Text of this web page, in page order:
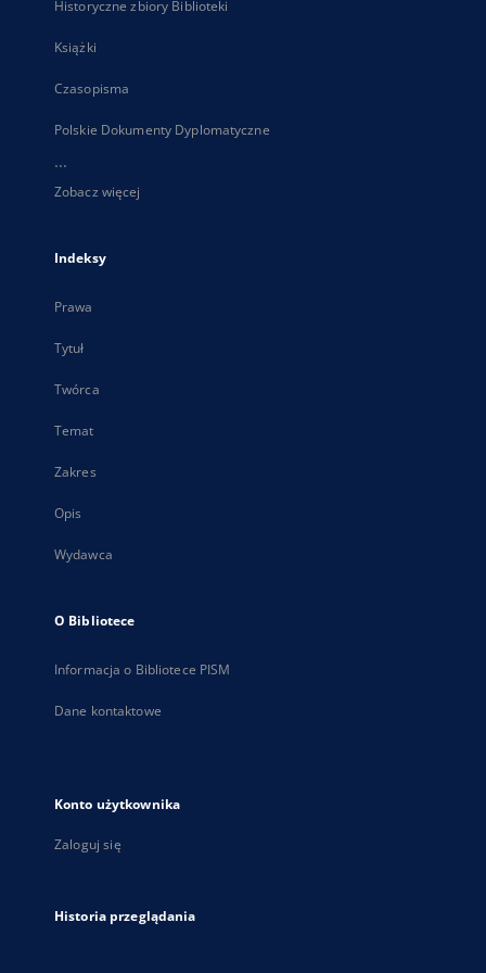
Historyczne zbiory Biblioteki
Książki
Czasopisma
Polskie Dokumenty Dyplomatyczne
...
Zobacz więcej
Indeksy
Prawa
Tytuł
Twórca
Temat
Zakres
Opis
Wydawca
O Bibliotece
Informacja o Bibliotece PISM
Dane kontaktowe
Konto użytkownika
Zaloguj się
Historia przeglądania